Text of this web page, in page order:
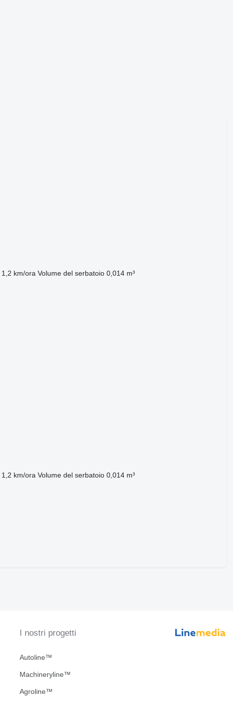
1,2 km/ora Volume del serbatoio 0,014 m³
1,2 km/ora Volume del serbatoio 0,014 m³
I nostri progetti
Autoline™
Machineryline™
Agroline™